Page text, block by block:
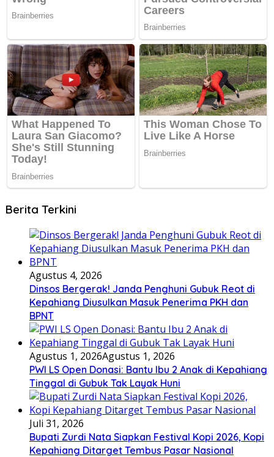
Berita Terkini
Agustus 4, 2026
Dinsos Bergerak! Janda Penghuni Gubuk Reot di
Kepahiang Diusulkan Masuk Penerima PKH dan
BPNT
Agustus 1, 2026Agustus 1, 2026
PWI LS Open Donasi: Bantu Ibu 2 Anak di Kepahiang
Tinggal di Gubuk Tak Layak Huni
Juli 31, 2026
Bupati Zurdi Nata Siapkan Festival Kopi 2026, Kopi
Kepahiang Ditarget Tembus Pasar Nasional